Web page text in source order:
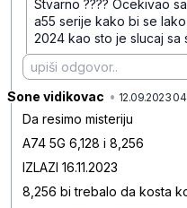
Stvarno ???? Ocekivao
a55 serije kako bi se
2024 kao sto je slucaj sa
Sone vidikovac • 12.09.2023
Da resimo misteriju
A74 5G 6,128 i 8,256
IZLAZI 16.11.2023
8,256 bi trebalo da kosta